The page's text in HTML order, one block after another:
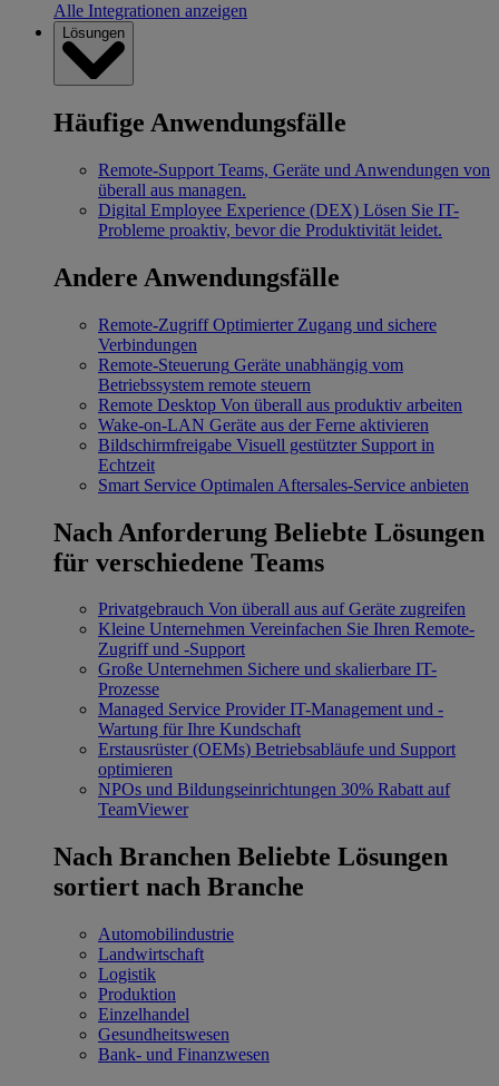
Alle Integrationen anzeigen
Lösungen
Häufige Anwendungsfälle
Remote-Support Teams, Geräte und Anwendungen von
überall aus managen.
Digital Employee Experience (DEX) Lösen Sie IT-
Probleme proaktiv, bevor die Produktivität leidet.
Andere Anwendungsfälle
Remote-Zugriff Optimierter Zugang und sichere
Verbindungen
Remote-Steuerung Geräte unabhängig vom
Betriebssystem remote steuern
Remote Desktop Von überall aus produktiv arbeiten
Wake-on-LAN Geräte aus der Ferne aktivieren
Bildschirmfreigabe Visuell gestützter Support in
Echtzeit
Smart Service Optimalen Aftersales-Service anbieten
Nach Anforderung Beliebte Lösungen
für verschiedene Teams
Privatgebrauch Von überall aus auf Geräte zugreifen
Kleine Unternehmen Vereinfachen Sie Ihren Remote-
Zugriff und -Support
Große Unternehmen Sichere und skalierbare IT-
Prozesse
Managed Service Provider IT-Management und -
Wartung für Ihre Kundschaft
Erstausrüster (OEMs) Betriebsabläufe und Support
optimieren
NPOs und Bildungseinrichtungen 30% Rabatt auf
TeamViewer
Nach Branchen Beliebte Lösungen
sortiert nach Branche
Automobilindustrie
Landwirtschaft
Logistik
Produktion
Einzelhandel
Gesundheitswesen
Bank- und Finanzwesen